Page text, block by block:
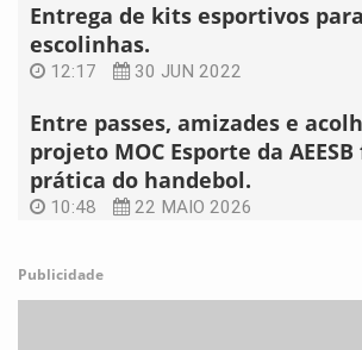
Entrega de kits esportivos
escolinhas.
12:17 30 JUN 2022
Entre passes, amizades e
projeto MOC Esporte da
prática do handebol.
10:48 22 MAIO 2026
Publicidade